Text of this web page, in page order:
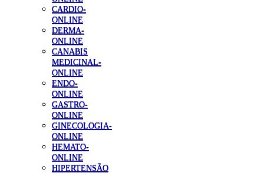
CARDIO-
ONLINE
DERMA-
ONLINE
CANABIS
MEDICINAL-
ONLINE
ENDO-
ONLINE
GASTRO-
ONLINE
GINECOLOGIA-
ONLINE
HEMATO-
ONLINE
HIPERTENSÃO